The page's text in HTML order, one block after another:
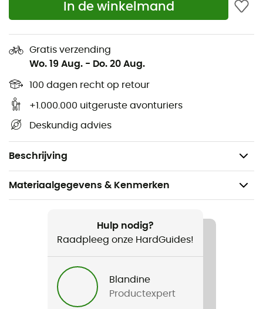
In de winkelmand
Gratis verzending
Wo. 19 Aug. - Do. 20 Aug.
100 dagen recht op retour
+1.000.000 uitgeruste avonturiers
Deskundig advies
Beschrijving
Hoofdcompartiment
Speciaal compartiment voor waardevolle spullen
Snel toegankelijke zijvakken
Interne opbergvakken
Draaghandvat
Volume: 30 L
Gewicht: 710 g
Materiaalgegevens & Kenmerken
Heren / Dames
Hulp nodig?
Raadpleeg onze HardGuides!
Blandine
Productexpert